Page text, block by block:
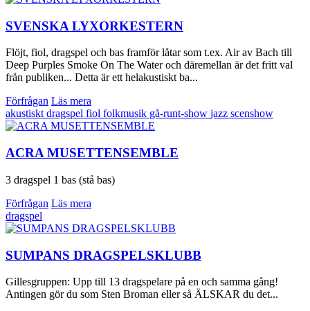
SVENSKA LYXORKESTERN
Flöjt, fiol, dragspel och bas framför låtar som t.ex. Air av Bach till
Deep Purples Smoke On The Water och däremellan är det fritt val
från publiken... Detta är ett helakustiskt ba...
Förfrågan Läs mera
akustiskt dragspel fiol folkmusik gå-runt-show jazz scenshow
ACRA MUSETTENSEMBLE
3 dragspel 1 bas (stå bas)
Förfrågan Läs mera
dragspel
SUMPANS DRAGSPELSKLUBB
Gillesgruppen: Upp till 13 dragspelare på en och samma gång!
Antingen gör du som Sten Broman eller så ÄLSKAR du det...